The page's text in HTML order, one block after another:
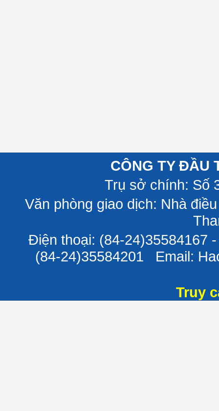
CÔNG TY ĐẦU
Trụ sở chính: Số
Văn phòng giao dịch: Nhà
Điện thoại: (84-24)35584167
(84-24)35584201 Email:
Truy